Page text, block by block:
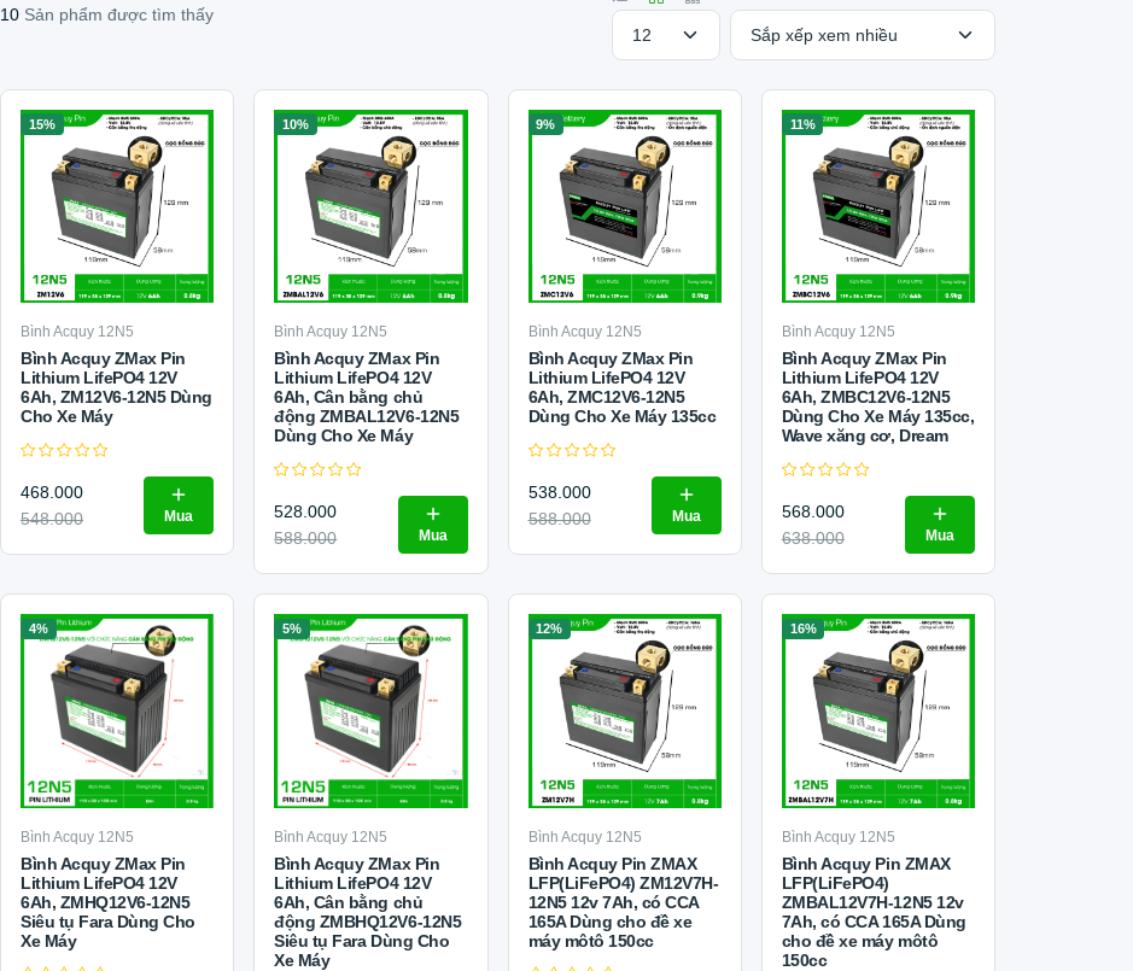
10 Sản phẩm được tìm thấy
15%
Bình Acquy 12N5
Bình Acquy ZMax Pin
Lithium LifePO4 12V
6Ah, ZM12V6-12N5 Dùng
Cho Xe Máy
468.000
548.000
Mua
10%
Bình Acquy 12N5
Bình Acquy ZMax Pin
Lithium LifePO4 12V
6Ah, Cân bằng chủ
động ZMBAL12V6-12N5
Dùng Cho Xe Máy
528.000
588.000
Mua
9%
Bình Acquy 12N5
Bình Acquy ZMax Pin
Lithium LifePO4 12V
6Ah, ZMC12V6-12N5
Dùng Cho Xe Máy 135cc
538.000
588.000
Mua
11%
Bình Acquy 12N5
Bình Acquy ZMax Pin
Lithium LifePO4 12V
6Ah, ZMBC12V6-12N5
Dùng Cho Xe Máy 135cc,
Wave xăng cơ, Dream
568.000
638.000
Mua
4%
Bình Acquy 12N5
Bình Acquy ZMax Pin
Lithium LifePO4 12V
6Ah, ZMHQ12V6-12N5
Siêu tụ Fara Dùng Cho
Xe Máy
5%
Bình Acquy 12N5
Bình Acquy ZMax Pin
Lithium LifePO4 12V
6Ah, Cân bằng chủ
động ZMBHQ12V6-12N5
Siêu tụ Fara Dùng Cho
Xe Máy
12%
Bình Acquy 12N5
Bình Acquy Pin ZMAX
LFP(LiFePO4) ZM12V7H-
12N5 12v 7Ah, có CCA
165A Dùng cho đề xe
máy môtô 150cc
16%
Bình Acquy 12N5
Bình Acquy Pin ZMAX
LFP(LiFePO4)
ZMBAL12V7H-12N5 12v
7Ah, có CCA 165A Dùng
cho đề xe máy môtô
150cc